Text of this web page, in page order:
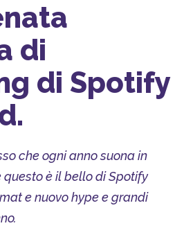
di
di Spotify
che ogni anno suona in
questo è il bello di Spotify
e nuovo hype e grandi